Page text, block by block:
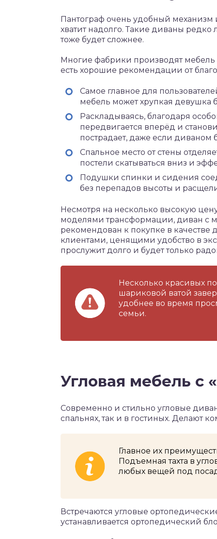
Пантограф очень удобный
хватит надолго. Такие диваны
тоже будет сложнее.
Многие фабрики производят
есть хорошие рекомендации от
Самое главное для
мебель может хрупкая девушка
Раскладываясь, благодаря
передвигается вперёд и
пострадает, даже если диваном
Спальное место от стены
постели скатываться вниз и
Подушки спинки и сидения
без перепадов высоты и
Несмотря на несколько высокую
моделями трансформации, диван с
рекомендован к покупке в
клиентами, ценящими удобство в
прослужит долго и будет только
Несколько красивых
шариковой ватой
удобнее во время
семьи.
Угловая мебель с
Современно и стильно угловые
спальнях, так и в гостиных. Делают
Главное их
Подъемная тахта в
любых вещей под
Встречаются угловые
устанавливается ортопедический